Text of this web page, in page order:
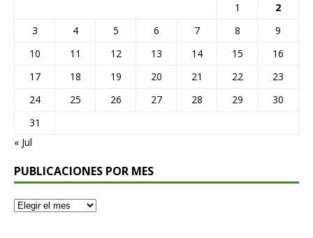
1
2
3
4 5 6 7 8
9
10
11 12 13 14 15
16
17
18 19 20 21 22
23
24
25 26 27 28 29
30
31
« Jul
PUBLICACIONES POR MES